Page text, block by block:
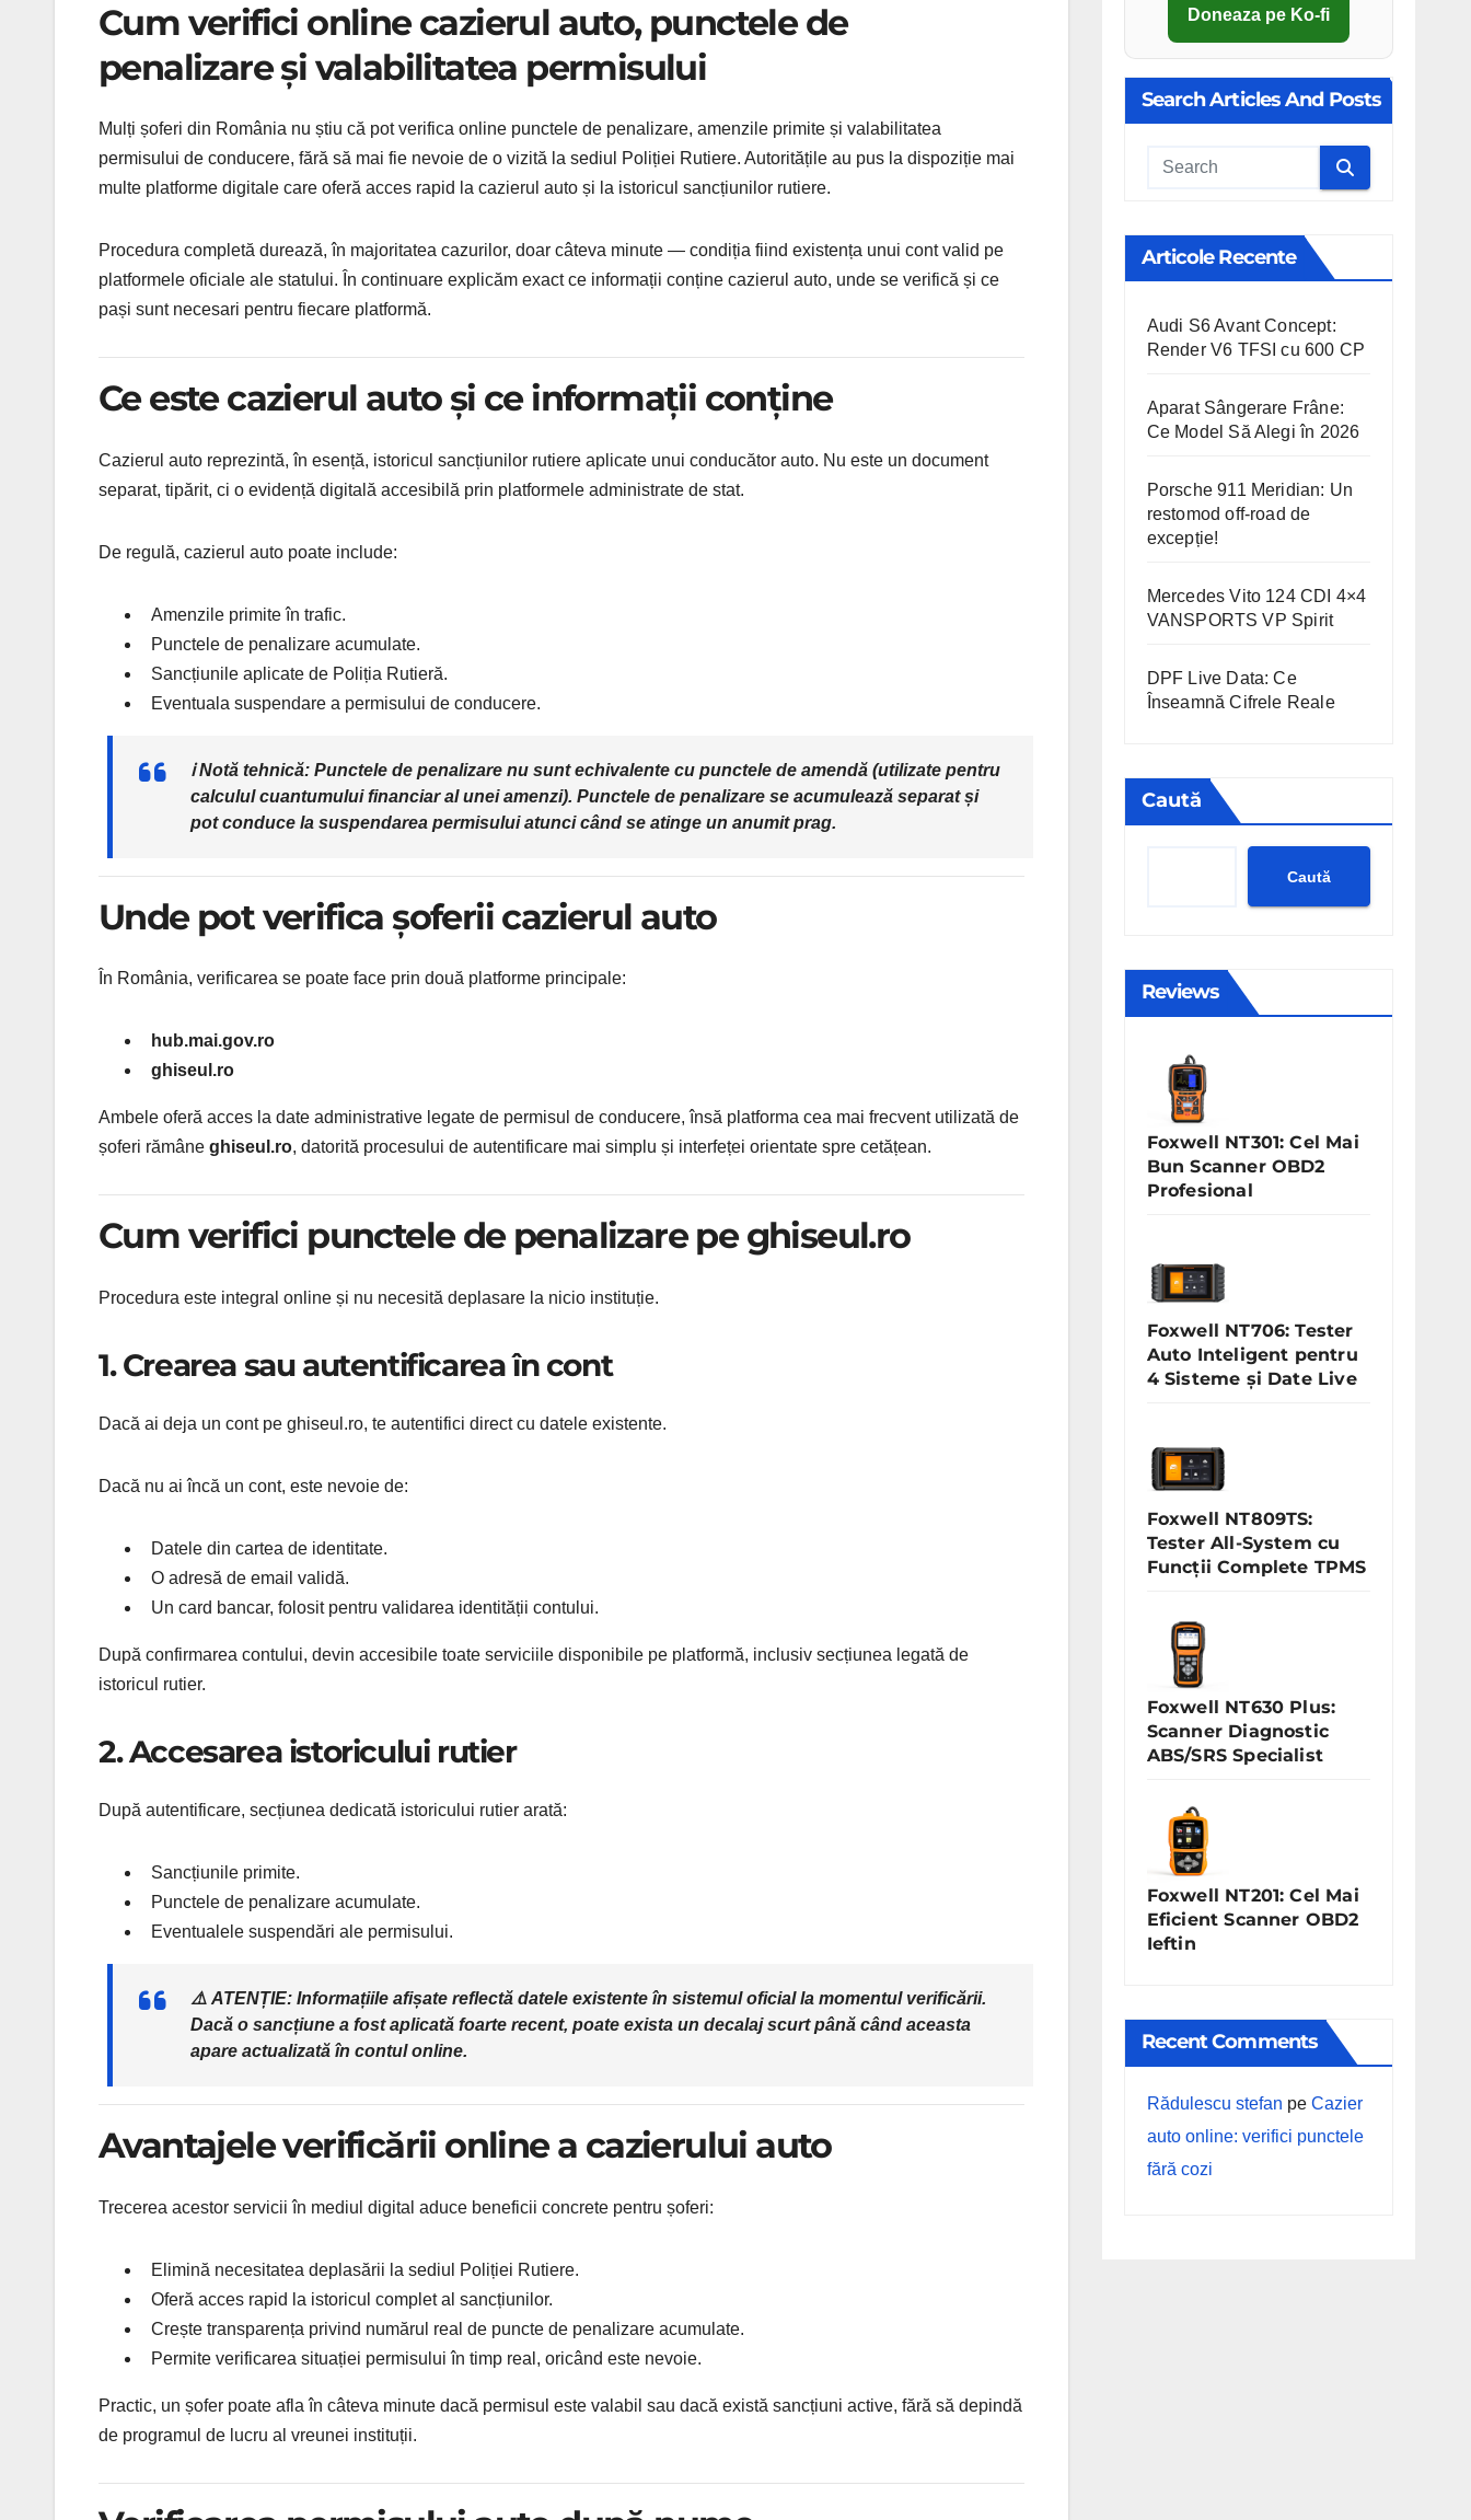
Cum verifici online cazierul auto, punctele de
penalizare și valabilitatea permisului
Mulți șoferi din România nu știu că pot verifica online punctele de penalizare, amenzile primite și valabilitatea
permisului de conducere, fără să mai fie nevoie de o vizită la sediul Poliției Rutiere. Autoritățile au pus la dispoziție mai
multe platforme digitale care oferă acces rapid la cazierul auto și la istoricul sancțiunilor rutiere.
Procedura completă durează, în majoritatea cazurilor, doar câteva minute — condiția fiind existența unui cont valid pe
platformele oficiale ale statului. În continuare explicăm exact ce informații conține cazierul auto, unde se verifică și ce
pași sunt necesari pentru fiecare platformă.
Ce este cazierul auto și ce informații conține
Cazierul auto reprezintă, în esență, istoricul sancțiunilor rutiere aplicate unui conducător auto. Nu este un document
separat, tipărit, ci o evidență digitală accesibilă prin platformele administrate de stat.
De regulă, cazierul auto poate include:
Amenzile primite în trafic.
Punctele de penalizare acumulate.
Sancțiunile aplicate de Poliția Rutieră.
Eventuala suspendare a permisului de conducere.
ℹ️Notă tehnică: Punctele de penalizare nu sunt echivalente cu punctele de amendă (utilizate pentru
calculul cuantumului financiar al unei amenzi). Punctele de penalizare se acumulează separat și
pot conduce la suspendarea permisului atunci când se atinge un anumit prag.
Unde pot verifica șoferii cazierul auto
În România, verificarea se poate face prin două platforme principale:
hub.mai.gov.ro
ghiseul.ro
Ambele oferă acces la date administrative legate de permisul de conducere, însă platforma cea mai frecvent utilizată de
șoferi rămâne ghiseul.ro, datorită procesului de autentificare mai simplu și interfeței orientate spre cetățean.
Cum verifici punctele de penalizare pe ghiseul.ro
Procedura este integral online și nu necesită deplasare la nicio instituție.
1. Crearea sau autentificarea în cont
Dacă ai deja un cont pe ghiseul.ro, te autentifici direct cu datele existente.
Dacă nu ai încă un cont, este nevoie de:
Datele din cartea de identitate.
O adresă de email validă.
Un card bancar, folosit pentru validarea identității contului.
După confirmarea contului, devin accesibile toate serviciile disponibile pe platformă, inclusiv secțiunea legată de
istoricul rutier.
2. Accesarea istoricului rutier
După autentificare, secțiunea dedicată istoricului rutier arată:
Sancțiunile primite.
Punctele de penalizare acumulate.
Eventualele suspendări ale permisului.
⚠️ ATENȚIE: Informațiile afișate reflectă datele existente în sistemul oficial la momentul verificării.
Dacă o sancțiune a fost aplicată foarte recent, poate exista un decalaj scurt până când aceasta
apare actualizată în contul online.
Avantajele verificării online a cazierului auto
Trecerea acestor servicii în mediul digital aduce beneficii concrete pentru șoferi:
Elimină necesitatea deplasării la sediul Poliției Rutiere.
Oferă acces rapid la istoricul complet al sancțiunilor.
Crește transparența privind numărul real de puncte de penalizare acumulate.
Permite verificarea situației permisului în timp real, oricând este nevoie.
Practic, un șofer poate afla în câteva minute dacă permisul este valabil sau dacă există sancțiuni active, fără să depindă
de programul de lucru al vreunei instituții.
Doneaza pe Ko-fi
Search Articles And Posts
Cauta
Articole Recente
Audi S6 Avant Concept:
Render V6 TFSI cu 600 CP
Aparat Sângerare Frâne:
Ce Model Să Alegi în 2026
Porsche 911 Meridian: Un
restomod off-road de
excepție!
Mercedes Vito 124 CDI 4×4
VANSPORTS VP Spirit
DPF Live Data: Ce
Înseamnă Cifrele Reale
Caută
Caută
Reviews
Foxwell NT301: Cel Mai
Bun Scanner OBD2
Profesional
Foxwell NT706: Tester
Auto Inteligent pentru
4 Sisteme și Date Live
Foxwell NT809TS:
Tester All-System cu
Funcții Complete TPMS
Foxwell NT630 Plus:
Scanner Diagnostic
ABS/SRS Specialist
Foxwell NT201: Cel Mai
Eficient Scanner OBD2
Ieftin
Recent Comments
Rădulescu stefan pe Cazier
auto online: verifici punctele
fără cozi